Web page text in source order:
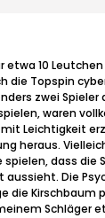
etwa 10
die Topspin
zwei Spieler
waren
Leichtigkeit
heraus.
spielen, dass die
aussieht. Die
die Kirschbaum
Schläger